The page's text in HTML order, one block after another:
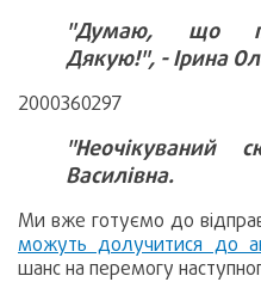
"Думаю, що
Дякую!", - Ірина
2000360297
"Неочікуваний
Василівна.
Ми вже готуємо до
можуть долучитися до
шанс на перемогу